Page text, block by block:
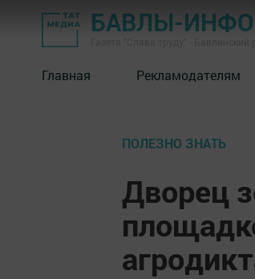
БАВЛЫ-
Главная Рекламодателям
ПОЛЕЗНО ЗНАТЬ
Дворец